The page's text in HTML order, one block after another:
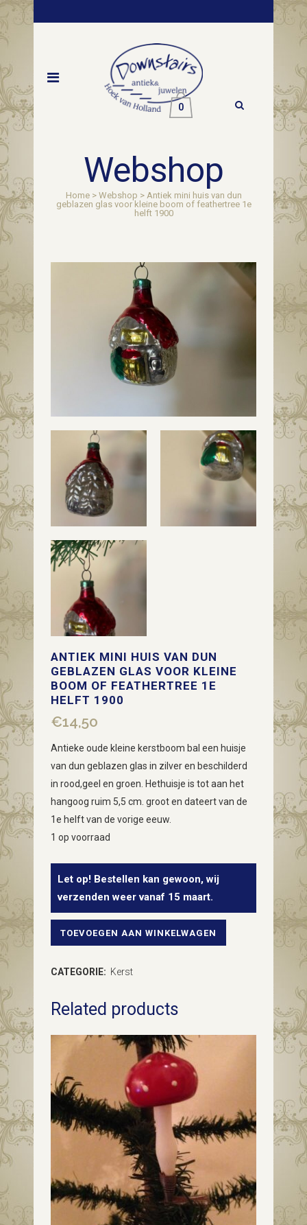
0
Webshop
Home> Webshop > Antiek mini huis van dun
geblazen glas voor kleine boom of feathertree 1e
helft 1900
ANTIEK MINI HUIS VAN DUN
GEBLAZEN GLAS VOOR KLEINE
BOOM OF FEATHERTREE 1E
HELFT 1900
€14,50
Antieke oude kleine kerstboom bal een huisje
van dun geblazen glas in zilver en beschilderd
in rood,geel en groen. Hethuisje is tot aan het
hangoog ruim 5,5 cm. groot en dateert van de
1e helft van de vorige eeuw.
1 op voorraad
Let op! Bestellen kan gewoon, wij
verzenden weer vanaf 15 maart.
Antiek
van
dun
glas
of
feathertree
TOEVOEGEN AAN WINKELWAGEN
CATEGORIE: Kerst
Related products